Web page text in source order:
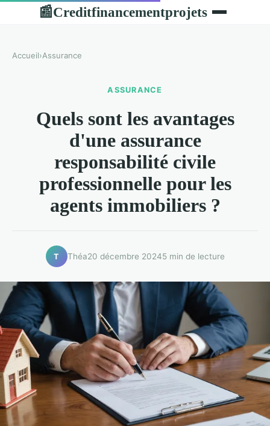
📰Creditfinancementprojets
Accueil›Assurance
ASSURANCE
Quels sont les avantages
d'une assurance
responsabilité civile
professionnelle pour les
agents immobiliers ?
T Théa20 décembre 20245 min de lecture